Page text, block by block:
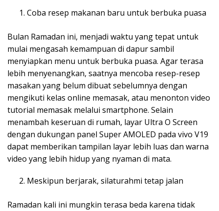
Coba resep makanan baru untuk berbuka puasa
Bulan Ramadan ini, menjadi waktu yang tepat untuk
mulai mengasah kemampuan di dapur sambil
menyiapkan menu untuk berbuka puasa. Agar terasa
lebih menyenangkan, saatnya mencoba resep-resep
masakan yang belum dibuat sebelumnya dengan
mengikuti kelas online memasak, atau menonton video
tutorial memasak melalui smartphone. Selain
menambah keseruan di rumah, layar Ultra O Screen
dengan dukungan panel Super AMOLED pada vivo V19
dapat memberikan tampilan layar lebih luas dan warna
video yang lebih hidup yang nyaman di mata.
Meskipun berjarak, silaturahmi tetap jalan
Ramadan kali ini mungkin terasa beda karena tidak